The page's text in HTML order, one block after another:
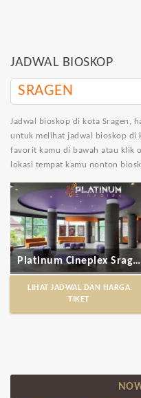
JADWAL BIOSKOP
SRAGEN
Jadwal bioskop di kota Sragen ,
untuk melihat jadwal bioskop di
favorit kamu di bawah atau klik
lokasi tempat kamu nonton
Platinum Cineplex Sragen
LIHAT JADWAL DAN HARGA
TIKET